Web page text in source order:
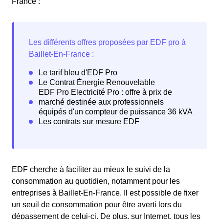
EDF cherche à faciliter au mieux le suivi de la
consommation au quotidien, notamment pour les
entreprises à Baillet-En-France. Il est possible de fixer
un seuil de consommation pour être averti lors du
dépassement de celui-ci. De plus, sur Internet, tous les